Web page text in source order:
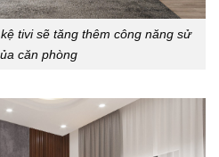
tivi sẽ tăng thêm công năng sử
căn phòng